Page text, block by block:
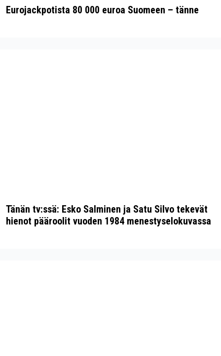
Eurojackpotista 80 000 euroa Suomeen – tänne
Tänän tv:ssä: Esko Salminen ja Satu Silvo tekevät
hienot pääroolit vuoden 1984 menestyselokuvassa